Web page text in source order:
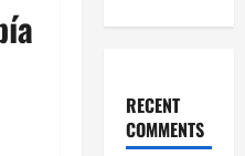
RECENT
COMMENTS